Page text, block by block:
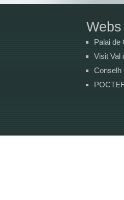
Webs
Palai de
Visit Val
Conselh